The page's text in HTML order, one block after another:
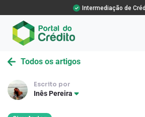
Intermediação de
Todos os artigos
Escrito por
Inês Pereira